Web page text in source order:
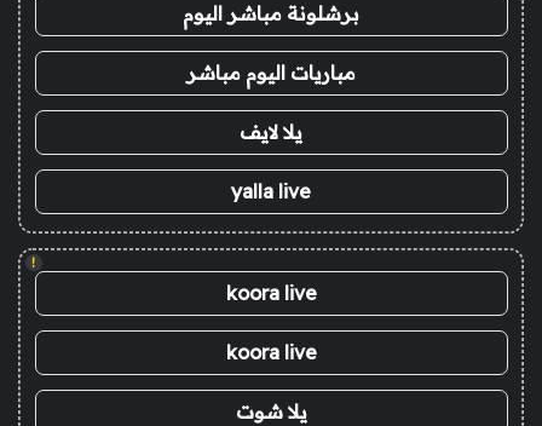
برشلونة مباشر اليوم
مباريات اليوم مباشر
يلا لايف
yalla live
!
koora live
koora live
يلا شوت